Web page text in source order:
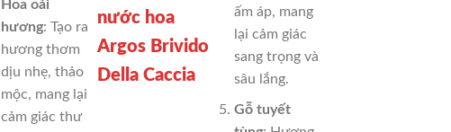
Hoa oải
hương: Tạo ra
hương thơm
dịu nhẹ, thảo
mộc, mang lại
cảm giác thư
nước hoa
Argos Brivido
Della Caccia
ấm áp, mang
lại cảm giác
sang trọng và
sâu lắng.
Gỗ tuyết